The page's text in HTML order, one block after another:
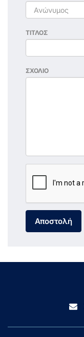
ΤΙΤΛΟΣ
ΣΧΟΛΙΟ
Αποστολή